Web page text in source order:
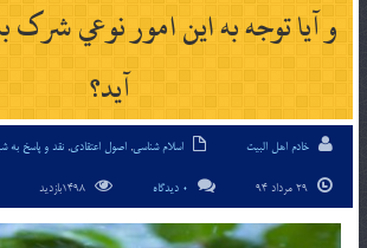
و آيا توجه به اين امور نوعي
آيد؟
خادم اهل البیت اسلام شناسی, اصول اعتقادی, نقد و پاسخ به
0 دیدگاه